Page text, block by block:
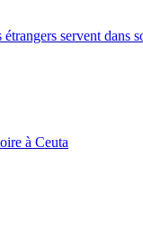
servent dans
à Ceuta